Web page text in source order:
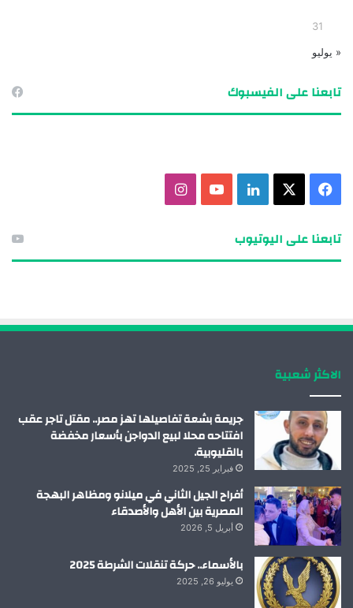
31
« يوليو
تابعنا على الفيسبوك
م
تابعنا على اليوتيوب
الاكثر شعبية
جريمة بشعة تفاصيلها تهز مصر.. مقتل تاجر عقب
افتتاحه محلا لبيع الدواجن بأسعار مخفضة
بالقليوبية.
فبراير 25, 2025
أفراح الجيل الثاني في ميلانو ومظاهر البهجة
المصرية بين الأهل والأصدقاء
أبريل 5, 2026
بالأسماء.. حركة تنقلات الشرطة 2025
يوليو 26, 2025